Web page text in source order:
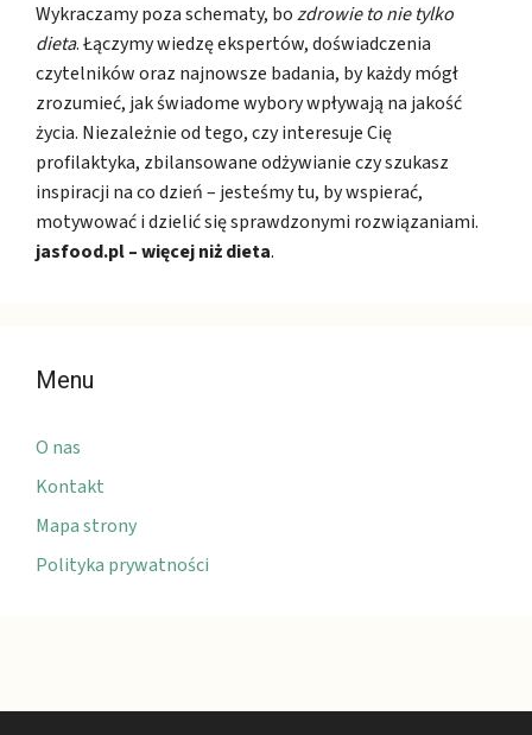
Wykraczamy poza schematy, bozdrowie to nie tylko
dieta. Łączymy wiedzę ekspertów, doświadczenia
czytelników oraz najnowsze badania, by każdy mógł
zrozumieć, jak świadome wybory wpływają na jakość
życia. Niezależnie od tego, czy interesuje Cię
profilaktyka, zbilansowane odżywianie czy szukasz
inspiracji na co dzień – jesteśmy tu, by wspierać,
motywować i dzielić się sprawdzonymi rozwiązaniami.
jasfood.pl – więcej niż dieta.
Menu
O nas
Kontakt
Mapa strony
Polityka prywatności